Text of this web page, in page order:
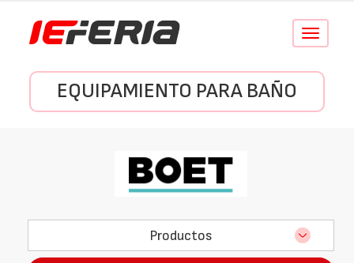
Conmutar
EQUIPAMIENTO PARA BAÑO
Productos